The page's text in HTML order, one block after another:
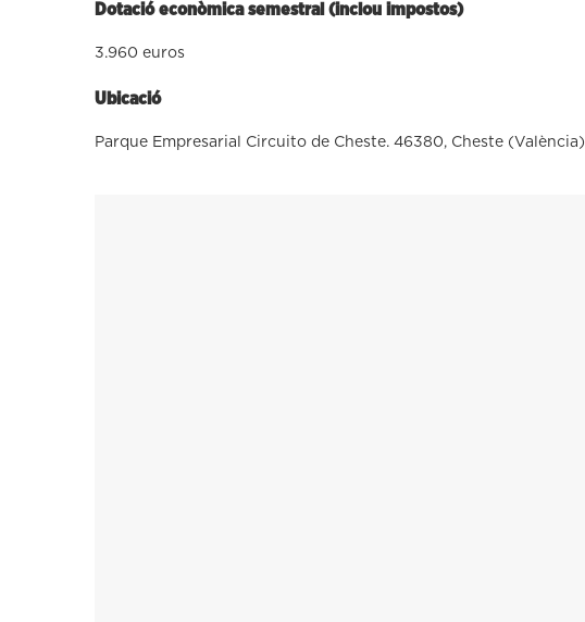
Dotació econòmica semestral (inclou impostos)
3.960 euros
Ubicació
Parque Empresarial Circuito de Cheste. 46380, Cheste (València)